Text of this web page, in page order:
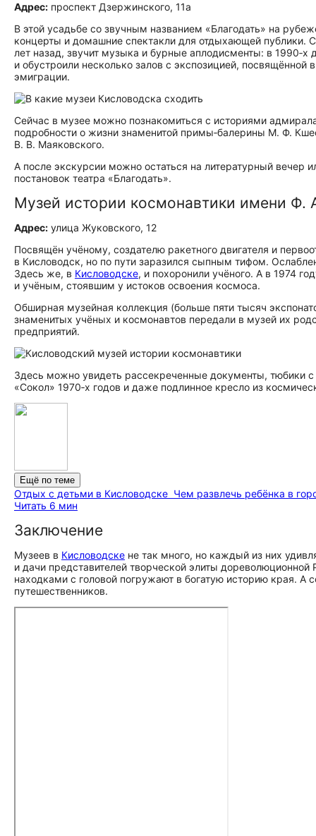
Адрес: проспект Дзержинского, 11а
В этой усадьбе со звучным названием «Благодать» на
концерты и домашние спектакли для отдыхающей публики.
лет назад, звучит музыка и бурные аплодисменты: в
и обустроили несколько залов с экспозицией,
эмиграции.
Сейчас в музее можно познакомиться с историями
подробности о жизни знаменитой примы‑балерины М. Ф.
В. В. Маяковского.
А после экскурсии можно остаться на литературный вечер
постановок театра «Благодать».
Музей истории космонавтики имени Ф.
Адрес: улица Жуковского, 12
Посвящён учёному, создателю ракетного двигателя и
в Кисловодск, но по пути заразился сыпным тифом.
Здесь же, в Кисловодске, и похоронили учёного. А в 1974
и учёным, стоявшим у истоков освоения космоса.
Обширная музейная коллекция (больше пяти тысяч
знаменитых учёных и космонавтов передали в музей их
предприятий.
Здесь можно увидеть рассекреченные документы, тюбики
«Сокол» 1970‑х годов и даже подлинное кресло из
Ещё по теме
Отдых с детьми в Кисловодске Чем развлечь ребёнка в
Читать 6 мин
Заключение
Музеев в Кисловодске не так много, но каждый из них
и дачи представителей творческой элиты
находками с головой погружают в богатую историю края.
путешественников.